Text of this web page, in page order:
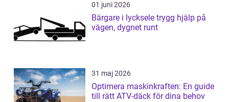
01 juni 2026
Bärgare i lycksele trygg hjälp på
vägen, dygnet runt
31 maj 2026
Optimera maskinkraften: En guide
till rätt ATV-däck för dina behov